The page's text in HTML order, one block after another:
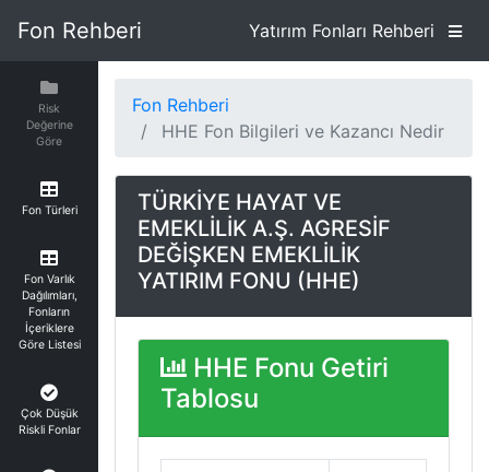
Fon Rehberi Yatırım Fonları Rehberi
Risk
Değerine
Göre
Fon Türleri
Fon Varlık
Dağılımları,
Fonların
İçeriklere
Göre Listesi
Çok Düşük
Riskli Fonlar
Fon Rehberi
HHE Fon Bilgileri ve Kazancı Nedir
TÜRKİYE HAYAT VE
EMEKLİLİK A.Ş. AGRESİF
DEĞİŞKEN EMEKLİLİK
YATIRIM FONU (HHE)
HHE Fonu Getiri
Tablosu